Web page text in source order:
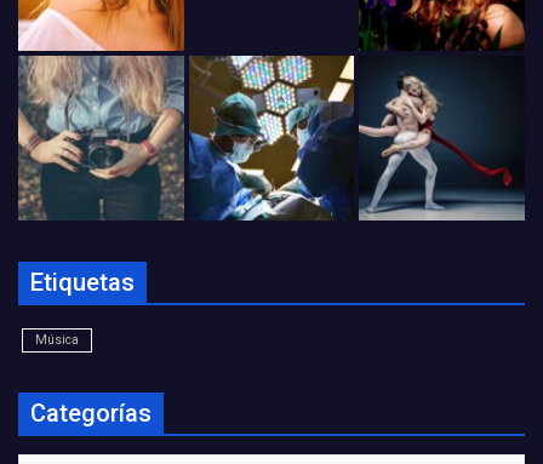
Etiquetas
Música
Categorías